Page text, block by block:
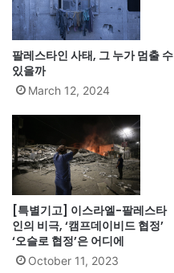
팔레스타인 사태, 그 누가 멈출 수
있을까
March 12, 2024
[특별기고] 이스라엘-팔레스타
인의 비극, ‘캠프데이비드 협정’
‘오슬로 협정’은 어디에
October 11, 2023